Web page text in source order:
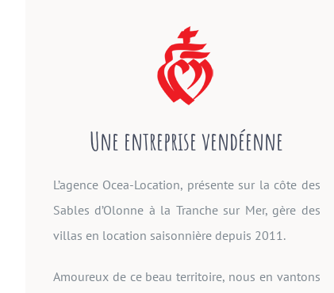
Une entreprise vendéenne
L’agence Ocea-Location, présente sur la côte des
Sables d’Olonne à la Tranche sur Mer, gère des
villas en location saisonnière depuis 2011.
Amoureux de ce beau territoire, nous en vantons